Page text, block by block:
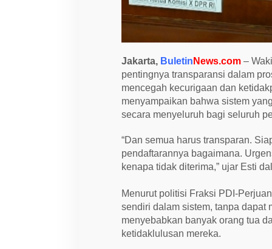
S
P
M
T
a
n
s
p
a
a
Jakarta, Buletin News.com –
pentingnya transparansi dalam
mencegah kecurigaan dan
menyampaikan bahwa sistem
secara menyeluruh bagi seluruh
“Dan semua harus transparan.
pendaftarannya bagaimana.
kenapa tidak diterima,” ujar Esti
Menurut politisi Fraksi PDI-
sendiri dalam sistem, tanpa dapat
menyebabkan banyak orang tua
ketidaklulusan mereka.